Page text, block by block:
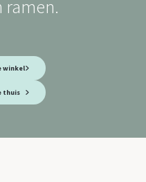
ramen.
winkel
thuis